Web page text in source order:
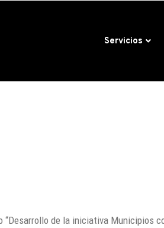
Servicios
de la iniciativa Municipios